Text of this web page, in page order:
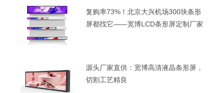
复购率73%！北京大兴机场300块条形
屏都找它——宽博LCD条形屏定制厂家
源头厂家直供：宽博高清液晶条形屏，
切割工艺精良